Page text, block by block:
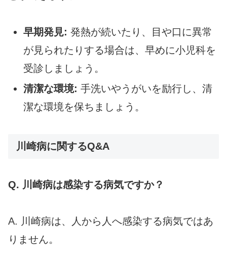
早期発見: 発熱が続いたり、目や口に異常
が見られたりする場合は、早めに小児科を
受診しましょう。
清潔な環境: 手洗いやうがいを励行し、清
潔な環境を保ちましょう。
川崎病に関するQ&A
Q. 川崎病は感染する病気ですか？
A. 川崎病は、人から人へ感染する病気ではあ
りません。